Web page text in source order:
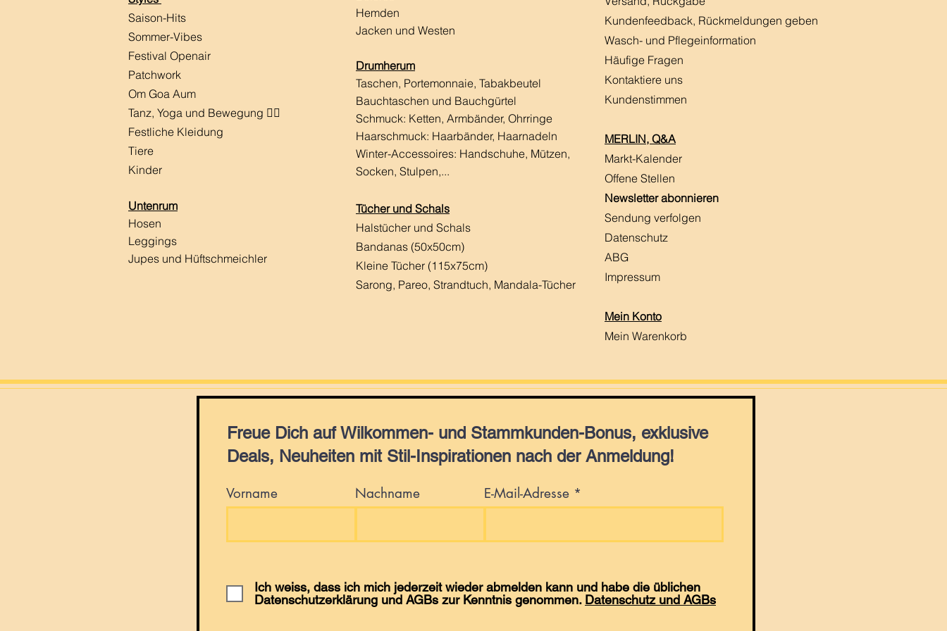
Saison-Hits
​Sommer-Vibes
Festival Openair
Patchwork
Om Goa Aum
Tanz, Yoga und Bewegung 🧘‍♀️
Festliche Kleidung
Tiere
Kinder
Untenrum
Hosen
Leggings
Jupes und Hüftschmeichler
Hemden
Jacken und Westen
Drumherum
Taschen, Portemonnaie, Tabakbeutel
Bauchtaschen und Bauchgürtel
Schmuck: Ketten, Armbänder, Ohrringe
Haarschmuck: Haarbänder, Haarnadeln
Winter-Accessoires: Handschuhe, Mützen,
Socken, Stulpen,...
Tücher und Schals
Halstücher und Schals
Bandanas (50x50cm)
Kleine Tücher (115x75cm)
Sarong, Pareo, Strandtuch, Mandala-Tücher
Kundenfeedback, Rückmeldungen ​ geben
Wasch- und Pflegeinformation
Häufige Fragen
Kontaktiere uns
Kundenstimmen
MERLIN, Q&A
Markt-Kalender
Offene Stellen
Newsletter abonnieren
Sendung verfolgen
Datenschutz
ABG
Impressum
Mein Konto
Mein Warenkorb
Freue Dich auf Wilkommen- und Stammkunden-Bonus, exklusive
Deals, Neuheiten mit Stil-Inspirationen nach der Anmeldung!
Vorname Nachname E-Mail-Adresse
Ich weiss, dass ich mich jederzeit wieder abmelden kann und habe die üblichen
Datenschutzerklärung und AGBs zur Kenntnis genommen. Datenschutz und AGBs